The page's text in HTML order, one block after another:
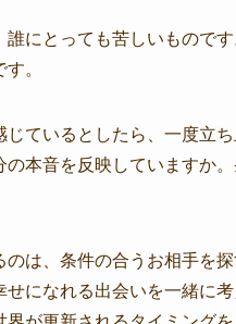
にとっても苦しいもので
。
じているとしたら、一度立
本音を反映していますか
は、条件の合うお相手を
になれる出会いを一緒に